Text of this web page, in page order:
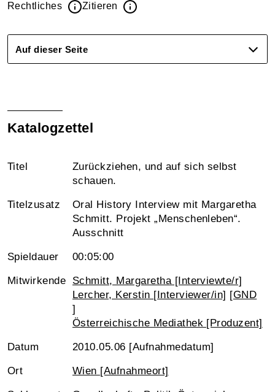
Rechtliches Zitieren
Auf dieser Seite
Katalogzettel
Titel
Zurückziehen, und auf sich selbst
schauen.
Titelzusatz
Oral History Interview mit Margaretha
Schmitt. Projekt „Menschenleben“.
Ausschnitt
Spieldauer 00:05:00
Mitwirkende
Schmitt, Margaretha [Interviewte/r]
Lercher, Kerstin [Interviewer/in] [GND
]
Österreichische Mediathek [Produzent]
Datum 2010.05.06 [Aufnahmedatum]
Ort Wien [Aufnahmeort]